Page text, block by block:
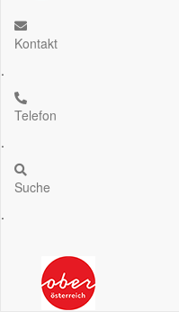
Kontakt
.
Telefon
.
Suche
.